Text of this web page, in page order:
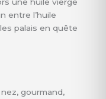
entre l’huile
palais en quête
gourmand,